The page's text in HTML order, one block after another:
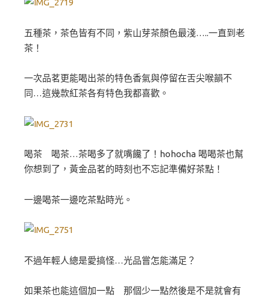
五種茶，茶色皆有不同，紫山芽茶顏色最淺…..一直到老
茶！
一次品茗更能喝出茶的特色香氣與停留在舌尖喉韻不
同…這幾款紅茶各有特色我都喜歡。
喝茶 喝茶…茶喝多了就嘴饞了！hohocha 喝喝茶也幫
你想到了，黃金品茗的時刻也不忘記準備好茶點！
一邊喝茶一邊吃茶點時光。
不過年輕人總是愛搞怪…光品嘗怎能滿足？
如果茶也能這個加一點 那個少一點然後是不是就會有